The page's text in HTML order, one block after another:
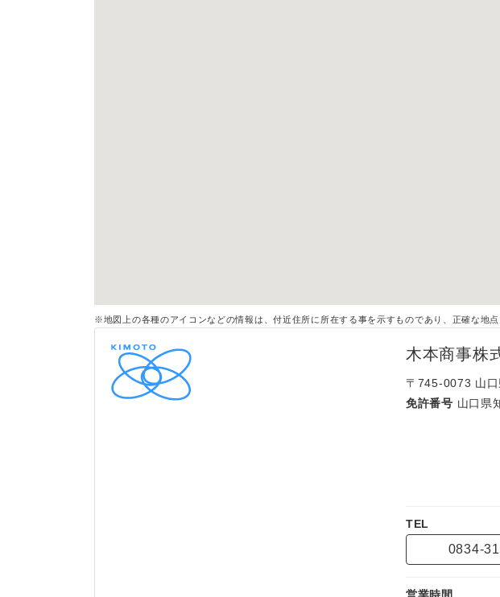
※地図上の各種のアイコンなどの情報は、付近住所に所在する事を示すものであり、正確な地点
木本商事株
〒745-0073 山
免許番号 山口県
TEL
0834-